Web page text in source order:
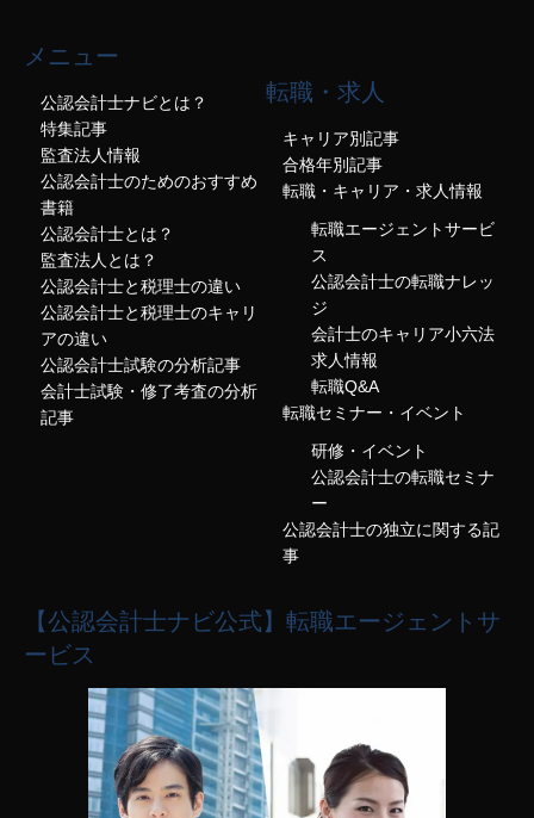
メニュー
公認会計士ナビとは？
特集記事
監査法人情報
公認会計士のためのおすすめ
書籍
公認会計士とは？
監査法人とは？
公認会計士と税理士の違い
公認会計士と税理士のキャリ
アの違い
公認会計士試験の分析記事
会計士試験・修了考査の分析
記事
転職・求人
キャリア別記事
合格年別記事
転職・キャリア・求人情報
転職エージェントサービ
ス
公認会計士の転職ナレッ
ジ
会計士のキャリア小六法
求人情報
転職Q&A
転職セミナー・イベント
研修・イベント
公認会計士の転職セミナ
ー
公認会計士の独立に関する記
事
【公認会計士ナビ公式】転職エージェントサ
ービス